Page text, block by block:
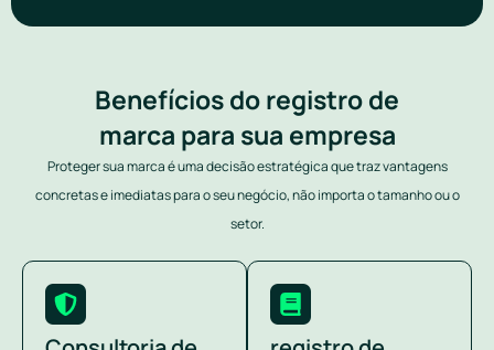
Benefícios do registro de
marca para sua empresa
Proteger sua marca é uma decisão estratégica que traz vantagens
concretas e imediatas para o seu negócio, não importa o tamanho ou o
setor.